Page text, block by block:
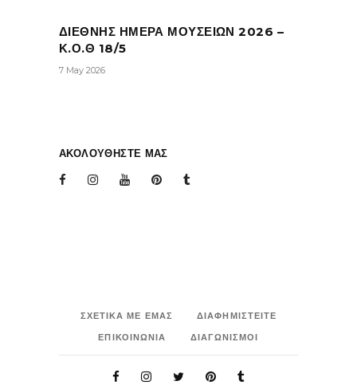
ΔΙΕΘΝΗΣ ΗΜΕΡΑ ΜΟΥΣΕΙΩΝ 2026 –
Κ.Ο.Θ 18/5
7 May 2026
ΑΚΟΛΟΥΘΗΣΤΕ ΜΑΣ
ΣΧΕΤΙΚΑ ΜΕ ΕΜΑΣ
ΔΙΑΦΗΜΙΣΤΕΙΤΕ
ΕΠΙΚΟΙΝΩΝΙΑ
ΔΙΑΓΩΝΙΣΜΟΙ